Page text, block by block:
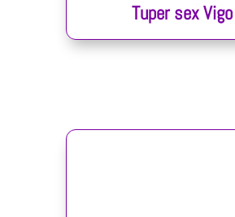
Tuper sex Vigo